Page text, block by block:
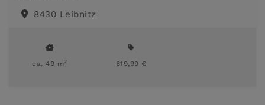
8430 Leibnitz
ca. 49 m2 619,99 €